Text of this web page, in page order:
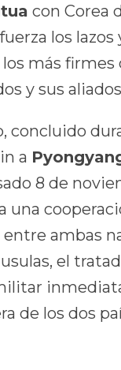
con Corea
los lazos
más firmes
y sus
concluido
a
8 de
una
ambas
el
de los dos